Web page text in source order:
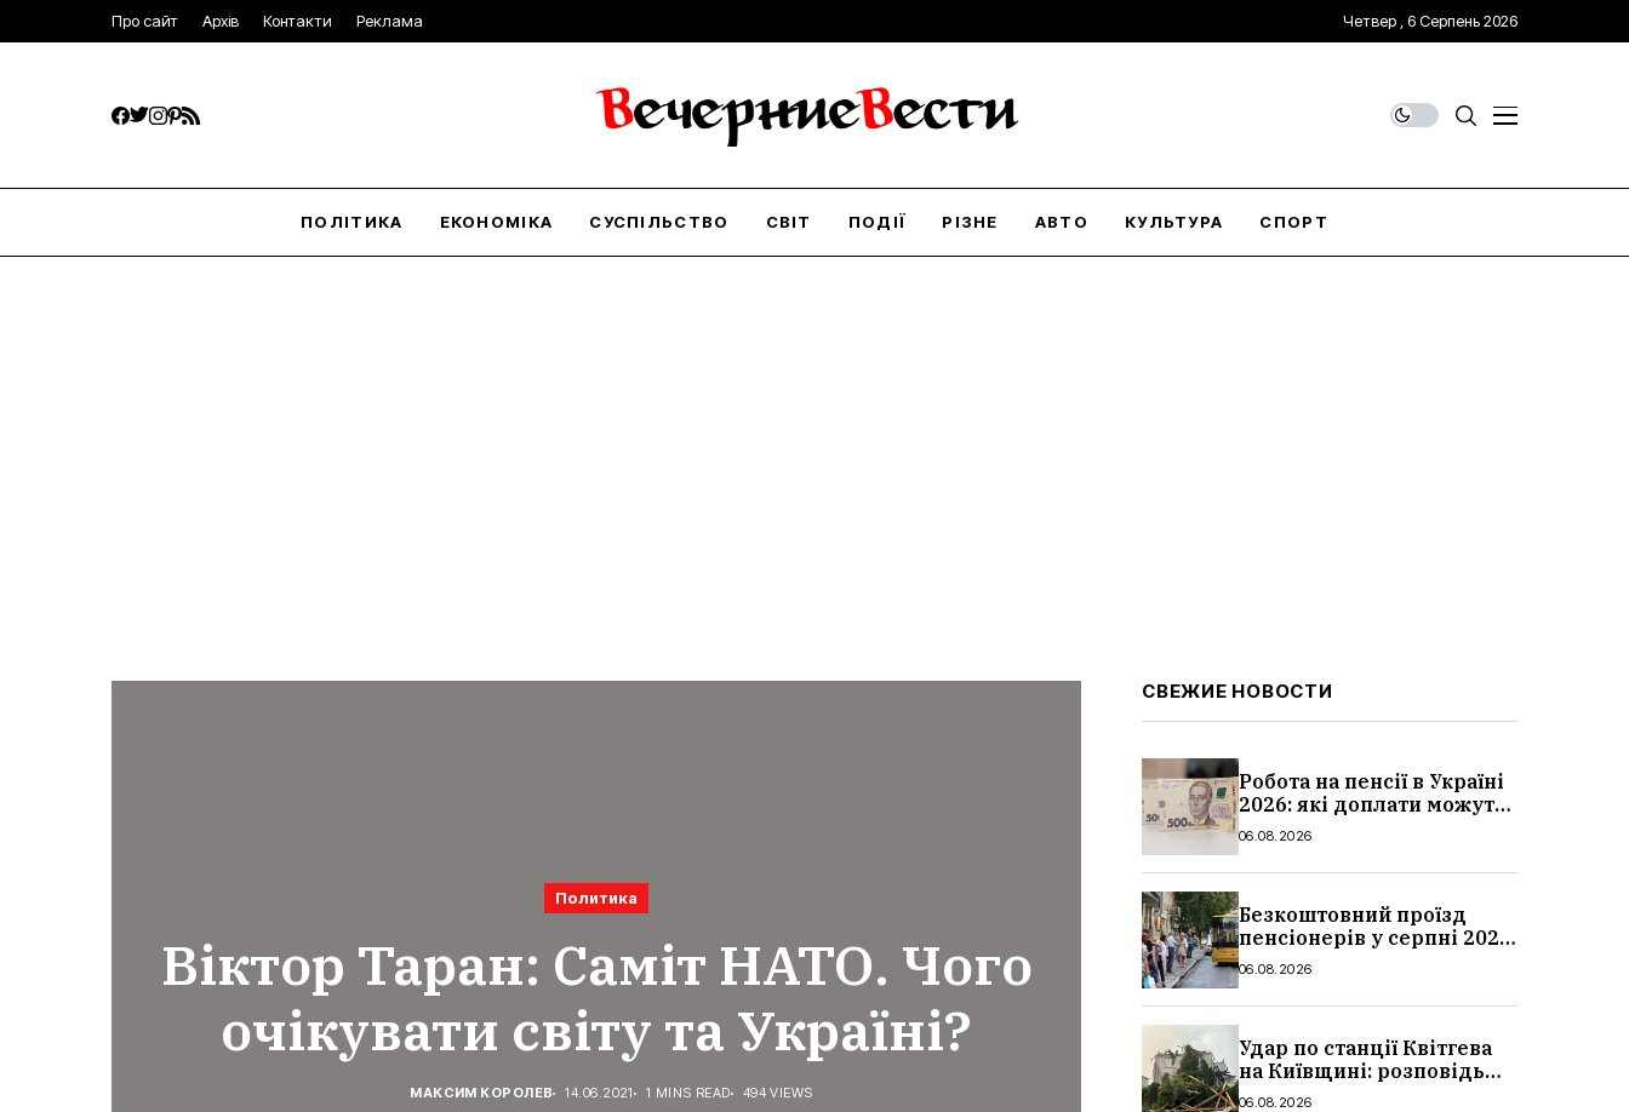
Про сайт Архів Контакти Реклама Четвер , 6 Серпень 2026
ПОЛІТИКА ЕКОНОМІКА СУСПІЛЬСТВО СВІТ ПОДІЇ РІЗНЕ АВТО КУЛЬТУРА СПОРТ
Политика
Віктор Таран: Саміт НАТО. Чого
очікувати світу та Україні?
МАКСИМ КОРОЛЕВ 14.06.2021 1 MINS READ 494 VIEWS
СВЕЖИЕ НОВОСТИ
Робота на пенсії в Україні
2026: які доплати можуть
скасувати, про що
06.08.2026
Безкоштовний проїзд
пенсіонерів у серпні 2026
в Україні: де діє пільга,
06.08.2026
Удар по станції Квітгева
на Київщині: розповідь
очевидців, як вісім людей
06.08.2026